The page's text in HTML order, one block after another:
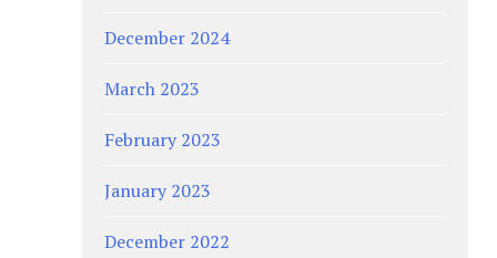
December 2024
March 2023
February 2023
January 2023
December 2022